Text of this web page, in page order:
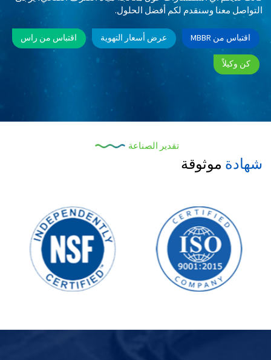
التواصل معنا وسنقدم لكم أفضل الحلول.
اقتباس من MBBR عرض أسعار التهوية اقتباس من راس
كن وكيلاً
تقدير الصناعة
شهادة موثوقة